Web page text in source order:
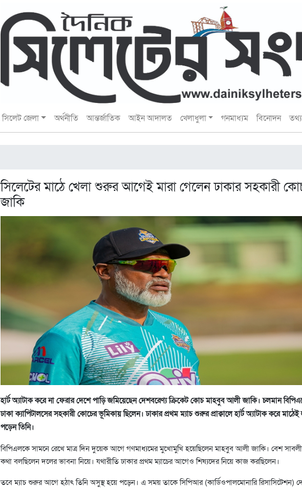
সিলেট জেলা অর্থনীতি আন্তর্জাতিক আইন আদালত খেলাধুলা গনমাধ্যম বিনোদন তথ্য
সিলেটের মাঠে খেলা শুরুর আগেই মারা গেলেন ঢাকার সহকারী
জাকি
হার্ট অ্যাটাক করে না ফেরার দেশে পাড়ি জমিয়েছেন দেশবরেণ্য ক্রিকেট কোচ মাহবুব আলী জাকি। চলমান
ঢাকা ক্যাপিটালসের সহকারী কোচের ভূমিকায় ছিলেন। ঢাকার প্রথম ম্যাচ শুরুর প্রাক্বালে হার্ট অ্যাটাক করে মাঠেই
পড়েন তিনি।
বিপিএলকে সামনে রেখে মাত্র দিন দুয়েক আগে গণমাধ্যমের মুখোমুখি হয়েছিলেন মাহবুব আলী জাকি। বেশ
কথা বলছিলেন দলের ভাবনা নিয়ে। যথারীতি ঢাকার প্রথম ম্যাচের আগেও শিষ্যদের নিয়ে কাজ করছিলেন।
তবে ম্যাচ শুরুর আগে হঠাৎ তিনি অসুস্থ হয়ে পড়েন। এ সময় তাকে সিপিআর (কার্ডিওপালমোনারি রিসাসিটেশন)